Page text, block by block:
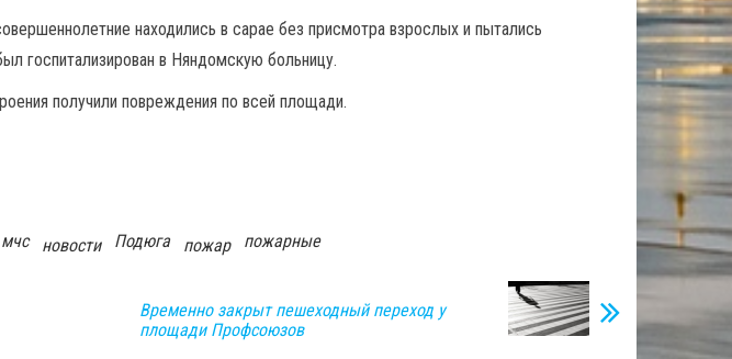
находились в сарае без присмотра взрослых и пытались
госпитализирован в Няндомскую больницу.
получили повреждения по всей площади.
мчс новости Подюга пожар пожарные
Временно закрыт пешеходный переход у
площади Профсоюзов